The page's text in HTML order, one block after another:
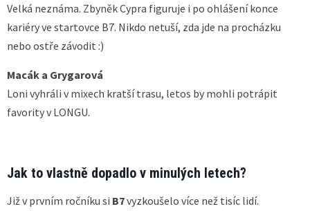
Velká neznáma. Zbyněk Cypra figuruje i po ohlášení konce
kariéry ve startovce B7. Nikdo netuší, zda jde na procházku
nebo ostře závodit :)
Macák a Grygarová
Loni vyhráli v mixech kratší trasu, letos by mohli potrápit
favority v LONGU.
Jak to vlastně dopadlo v minulých letech?
Již v prvním ročníku si B7vyzkoušelo více než tisíc lidí.